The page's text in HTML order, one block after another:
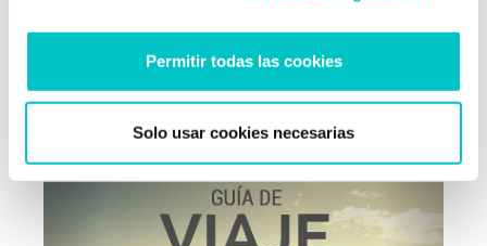
Permitir todas las cookies
Solo usar cookies necesarias
mismos y en nuestro potencial, se refiere a lo
capaces que nos sentimos; es un concepto …
saber más